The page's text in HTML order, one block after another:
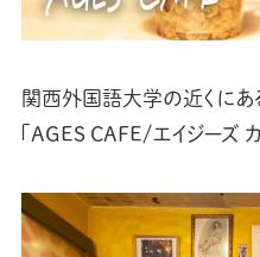
関西外国語大学の近くにあ
「AGES CAFE/エイジーズ カ